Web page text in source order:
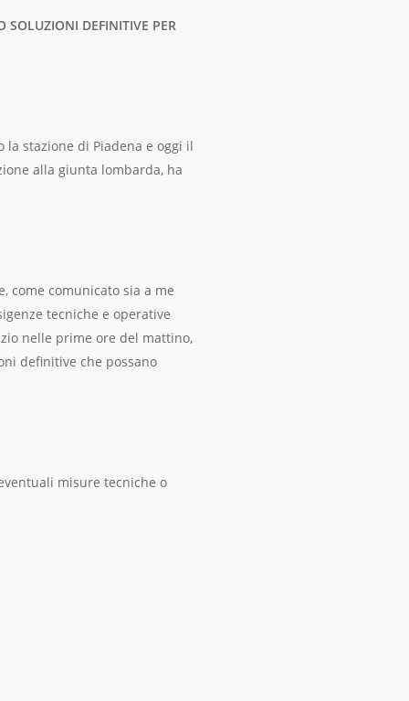
SOLUZIONI DEFINITIVE PER
la stazione di Piadena e oggi il
alla giunta lombarda, ha
come comunicato sia a me
tecniche e operative
nelle prime ore del mattino,
definitive che possano
misure tecniche o